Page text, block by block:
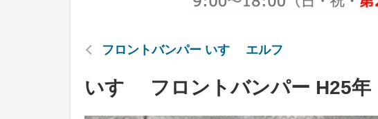
フロントバンパー いすゞ エルフ
いすゞ フロントバンパー H25年